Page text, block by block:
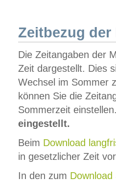
Zeitbezug der
Die Zeitangaben der
Zeit dargestellt. Dies
Wechsel im Sommer
können Sie die
Sommerzeit
eingestellt.
Beim Download
in gesetzlicher Zeit
In den zum Download